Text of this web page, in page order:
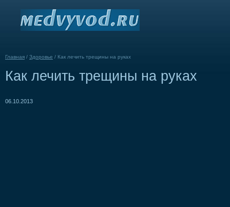
Главная / Здоровье / Как лечить трещины на руках
Как лечить трещины на руках
06.10.2013